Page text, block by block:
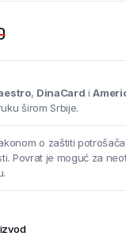
, DinaCard i
širom Srbije.
o zaštiti
Povrat je moguć za